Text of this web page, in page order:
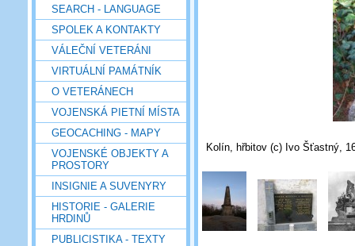
SEARCH - LANGUAGE
SPOLEK A KONTAKTY
VÁLEČNÍ VETERÁNI
VIRTUÁLNÍ PAMÁTNÍK
O VETERÁNECH
VOJENSKÁ PIETNÍ MÍSTA
GEOCACHING - MAPY
VOJENSKÉ OBJEKTY A
PROSTORY
INSIGNIE A SUVENYRY
HISTORIE - GALERIE
HRDINŮ
PUBLICISTIKA - TEXTY
Kolín, hřbitov (c) Ivo Šťastný,